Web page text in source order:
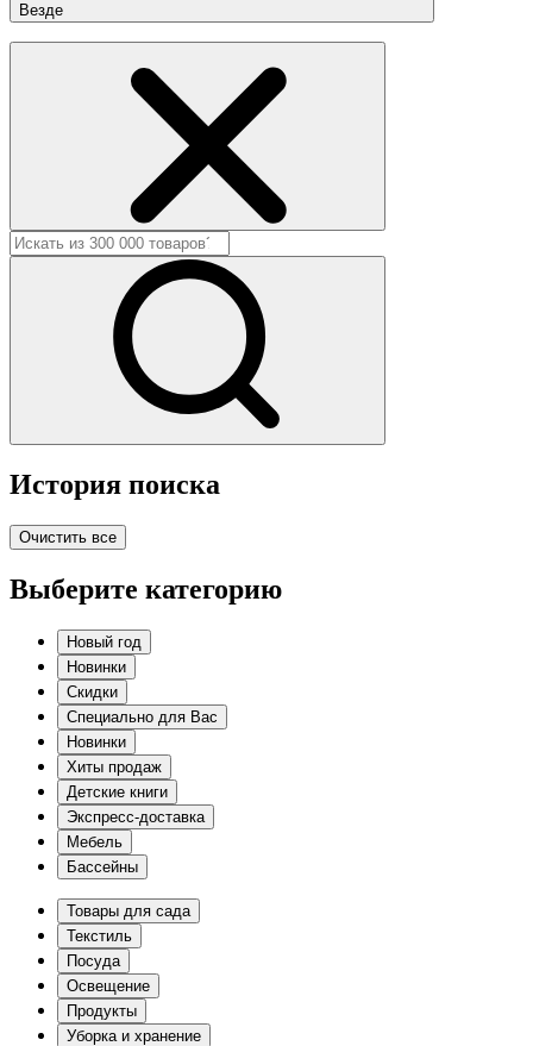
Везде
История поиска
Очистить все
Выберите категорию
Новый год
Новинки
Скидки
Специально для Вас
Новинки
Хиты продаж
Детские книги
Экспресс-доставка
Мебель
Бассейны
Товары для сада
Текстиль
Посуда
Освещение
Продукты
Уборка и хранение